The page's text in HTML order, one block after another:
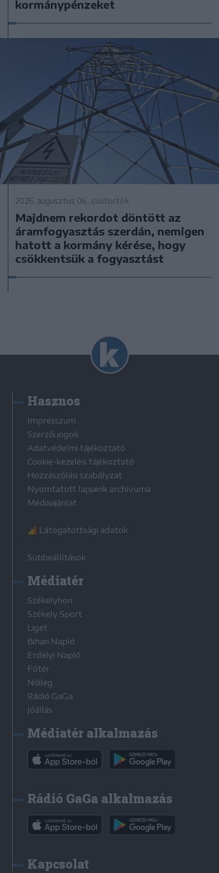
kormánypénzeket
2026. augusztus 06., csütörtök
Majdnem rekordot döntött az
áramfogyasztás szerdán, nemigen
hatott a kormány kérése, hogy
csökkentsük a fogyasztást
Hasznos
Impresszum
Szerzői jogok
Adatvédelmi tájékoztató
Cookie-kezelési tájékoztató
Hozzászólási szabályzat
Nyomtatott lapjaink archívuma
Médiaajánlat
Látogatottsági adatok
Sütibeállítások
Médiatér
Székelyhon
Székely Sport
Liget
Bihari Napló
Erdélyi Napló
Főtér
Nőileg
Rádió GaGa
Jóállás
Médiatér alkalmazás
Rádió GaGa alkalmazás
Kapcsolat